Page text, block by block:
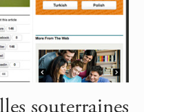
souterraines